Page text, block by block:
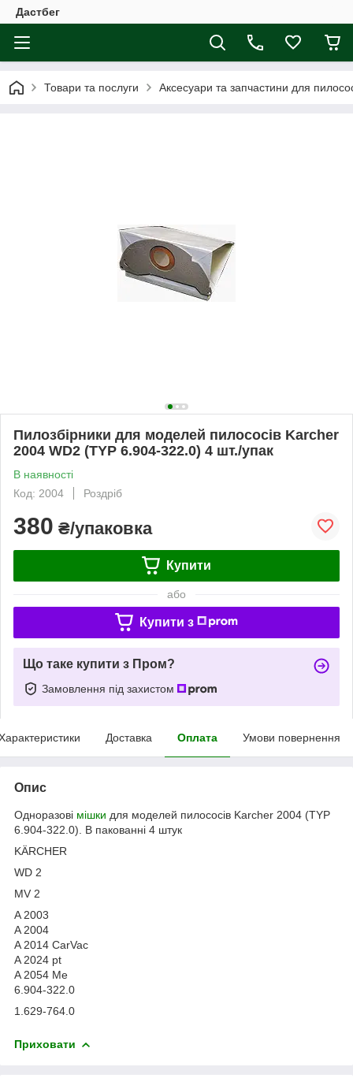
Дастбег
Товари та послуги Аксесуари та запчастини для
Пилозбірники для моделей пилососів Karcher
2004 WD2 (TYP 6.904-322.0) 4 шт./упак
В наявності
Код: 2004
Роздріб
380 ₴/упаковка
Купити
або
Купити з
Що таке купити з Пром?
Замовлення під захистом
Доставка Оплата Умови повернення
Опис
Одноразові мішки для моделей пилососів Karcher 2004 (TYP
6.904-322.0). В пакованні 4 штук
KÄRCHER
WD 2
MV 2
A 2003
A 2004
A 2014 CarVac
A 2024 pt
A 2054 Me
6.904-322.0
1.629-764.0
Приховати